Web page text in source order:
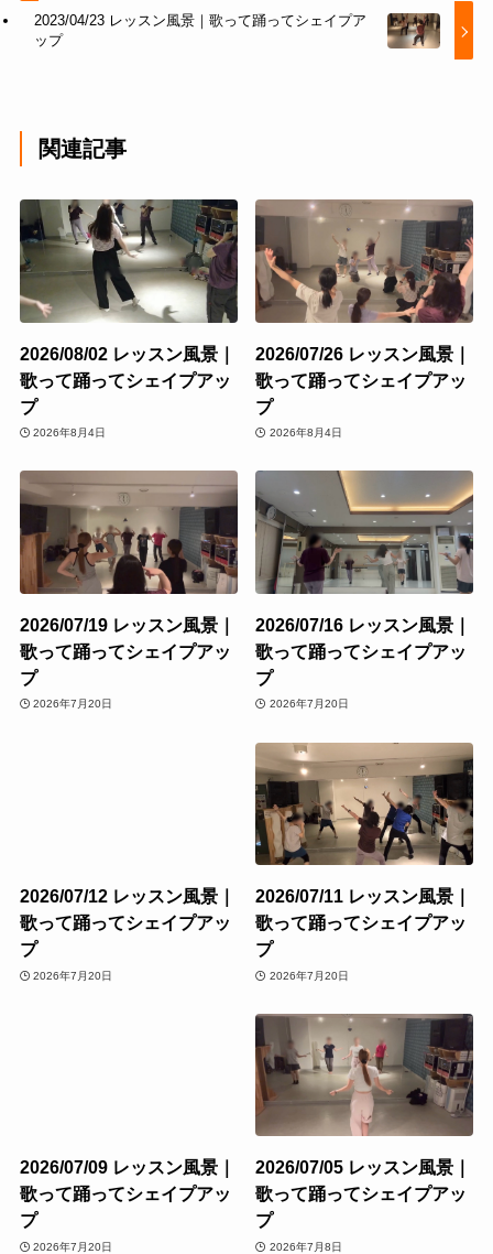
2023/04/23 レッスン風景｜歌って踊ってシェイプア
ップ
関連記事
2026/08/02 レッスン風景｜
歌って踊ってシェイプアッ
プ
2026年8月4日
2026/07/26 レッスン風景｜
歌って踊ってシェイプアッ
プ
2026年8月4日
2026/07/19 レッスン風景｜
歌って踊ってシェイプアッ
プ
2026年7月20日
2026/07/16 レッスン風景｜
歌って踊ってシェイプアッ
プ
2026年7月20日
2026/07/12 レッスン風景｜
歌って踊ってシェイプアッ
プ
2026年7月20日
2026/07/11 レッスン風景｜
歌って踊ってシェイプアッ
プ
2026年7月20日
2026/07/09 レッスン風景｜
歌って踊ってシェイプアッ
プ
2026年7月20日
2026/07/05 レッスン風景｜
歌って踊ってシェイプアッ
プ
2026年7月8日